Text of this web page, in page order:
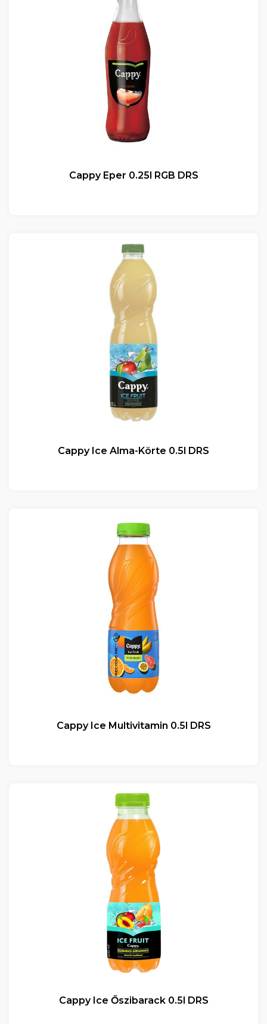
Cappy Eper 0.25l RGB DRS
Cappy Ice Alma-Körte 0.5l DRS
Cappy Ice Multivitamin 0.5l DRS
Cappy Ice Őszibarack 0.5l DRS